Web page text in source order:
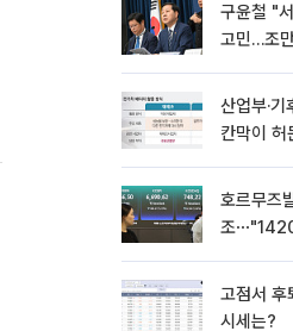
구윤철 "
고민…조
산업부·
칸막이
호르무즈
조
고점서 후
시세는?